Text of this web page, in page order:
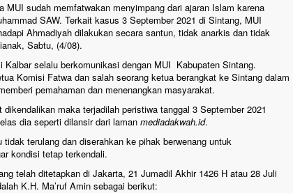
MUI sudah memfatwakan menyimpang dari ajaran Islam karena
SAW. Terkait kasus 3 September 2021 di Sintang, MUI
Ahmadiyah dilakukan secara santun, tidak anarkis dan tidak
Sabtu, (4/08).
Kalbar selalu berkomunikasi dengan MUI Kabupaten Sintang.
Komisi Fatwa dan salah seorang ketua berangkat ke Sintang dalam
pemahaman dan menenangkan masyarakat.
maka terjadilah peristiwa tanggal 3 September 2021
dia seperti dilansir dari laman mediadakwah.id.
terulang dan diserahkan ke pihak berwenang untuk
kondisi tetap terkendali.
telah ditetapkan di Jakarta, 21 Jumadil Akhir 1426 H atau 28 Juli
K.H. Ma’ruf Amin sebagai berikut: